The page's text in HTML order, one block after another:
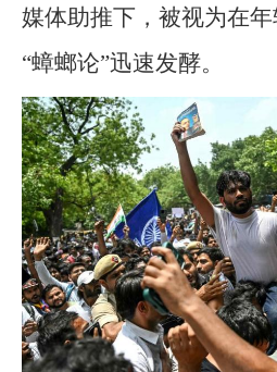
媒体助推下，被视为在
“蟑螂论”迅速发酵。